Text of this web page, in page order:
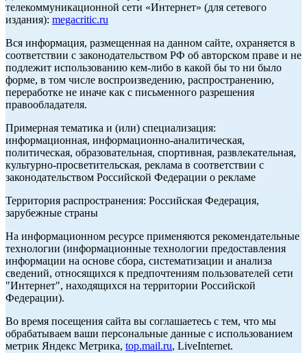
телекоммуникационной сети «Интернет» (для сетевого
издания): megacritic.ru
Вся информация, размещенная на данном сайте, охраняется в
соответствии с законодательством РФ об авторском праве и не
подлежит использованию кем-либо в какой бы то ни было
форме, в том числе воспроизведению, распространению,
переработке не иначе как с письменного разрешения
правообладателя.
Примерная тематика и (или) специализация:
информационная, информационно-аналитическая,
политическая, образовательная, спортивная, развлекательная,
культурно-просветительская, реклама в соответствии с
законодательством Российской Федерации о рекламе
Территория распространения: Российская Федерация,
зарубежные страны
На информационном ресурсе применяются рекомендательные
технологии (информационные технологии предоставления
информации на основе сбора, систематизации и анализа
сведений, относящихся к предпочтениям пользователей сети
"Интернет", находящихся на территории Российской
Федерации).
Во время посещения сайта вы соглашаетесь с тем, что мы
обрабатываем ваши персональные данные с использованием
метрик Яндекс Метрика, top.mail.ru, LiveInternet.